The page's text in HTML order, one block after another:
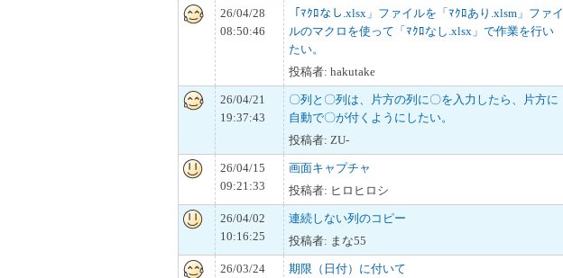
26/04/28
08:50:46
「ﾏｸﾛなし.xlsx」ファイルを「ﾏｸﾛあり.xlsm」ファイ
ルのマクロを使って「ﾏｸﾛなし.xlsx」で作業を行い
たい。
投稿者: hakutake
26/04/21
19:37:43
〇列と〇列は、片方の列に〇を入力したら、片方に
自動で〇が付くようにしたい。
投稿者: ZU-
26/04/15
09:21:33
画面キャプチャ
投稿者: ヒロヒロシ
26/04/02
10:16:25
連続しない列のコピー
投稿者: まな55
26/03/24
期限（日付）に付いて